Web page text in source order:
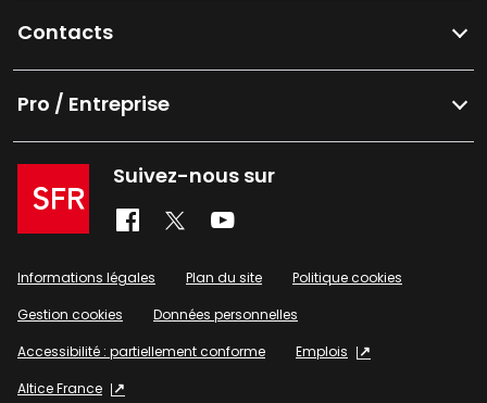
Contacts
Pro / Entreprise
Suivez-nous sur
Informations légales Plan du site
Politique cookies
Gestion cookies
Données personnelles
Accessibilité : partiellement conforme
Emplois
Altice France